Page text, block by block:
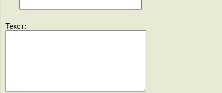
Текст: